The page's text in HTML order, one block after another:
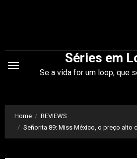
conteúdo
Séries em
Se a vida for um loop, que
Home
REVIEWS
Señorita 89: Miss México, o preço alto